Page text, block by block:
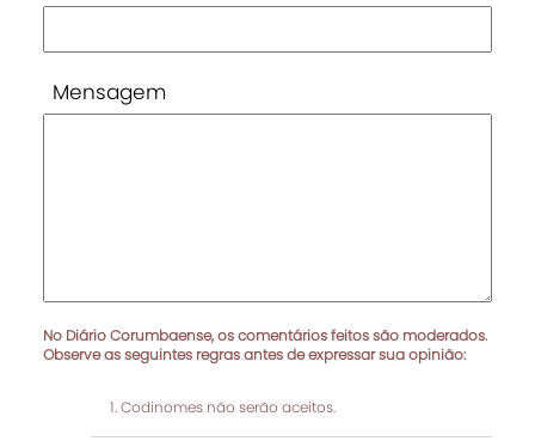
Mensagem
No Diário Corumbaense, os comentários feitos são moderados.
Observe as seguintes regras antes de expressar sua opinião:
Codinomes não serão aceitos.